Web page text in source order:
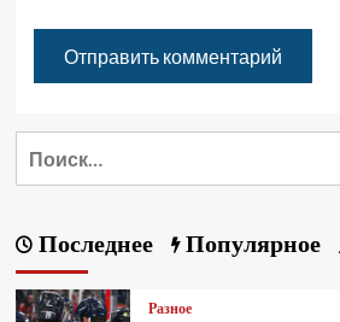
Последнее Популярное
Разное